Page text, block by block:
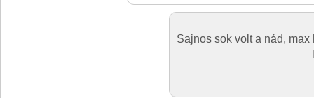
Sajnos sok volt a nád,